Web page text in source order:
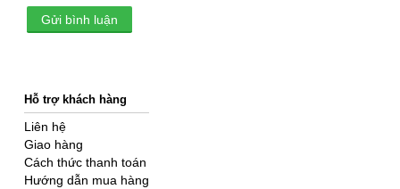
Gửi bình luận
Hỗ trợ khách hàng
Liên hệ
Giao hàng
Cách thức thanh toán
Hướng dẫn mua hàng